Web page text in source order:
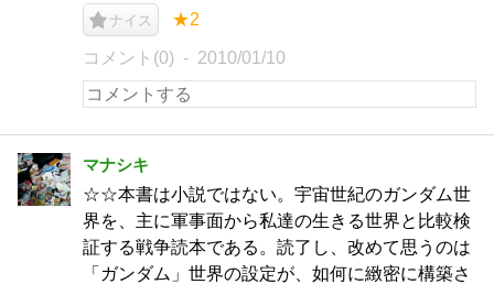
ナイス ★2
コメント(0) 2010/01/10
マナシキ
☆☆本書は小説ではない。宇宙世紀のガンダム世
界を、主に軍事面から私達の生きる世界と比較検
証する戦争読本である。読了し、改めて思うのは
「ガンダム」世界の設定が、如何に緻密に構築さ